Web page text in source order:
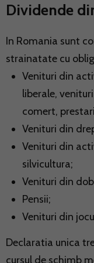
Dividende
In Romania sunt
strainatate cu
Venituri din
liberale,
comert,
Venituri din
Venituri din
silvicultura;
Venituri din
Pensii;
Venituri din
Declaratia unica
cursul de schimb